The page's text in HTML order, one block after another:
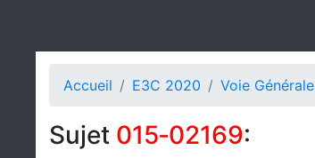
Accueil E3C 2020 Voie Générale
Sujet 015‑02169: